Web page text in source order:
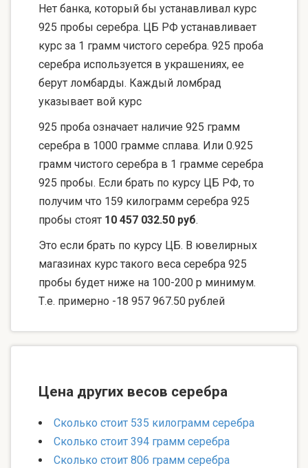
Нет банка, который бы устанавливал курс
925 пробы серебра. ЦБ РФ устанавливает
курс за 1 грамм чистого серебра. 925 проба
серебра используется в украшениях, ее
берут ломбарды. Каждый ломбрад
указывает вой курс
925 проба означает наличие 925 грамм
серебра в 1000 грамме сплава. Или 0.925
грамм чистого серебра в 1 грамме серебра
925 пробы. Если брать по курсу ЦБ РФ, то
получим что 159 килограмм серебра 925
пробы стоят 10 457 032.50 руб.
Это если брать по курсу ЦБ. В ювелирных
магазинах курс такого веса серебра 925
пробы будет ниже на 100-200 р минимум.
Т.е. примерно -18 957 967.50 рублей
Цена других весов серебра
Сколько стоит 535 килограмм серебра
Сколько стоит 394 грамм серебра
Сколько стоит 806 грамм серебра